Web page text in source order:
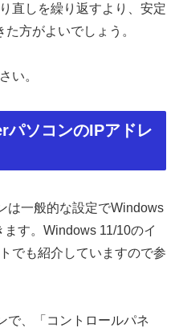
直しを繰り返すより、安定
方がよいでしょう。
い。
ソコンのIPアドレ
は一般的な設定でWindows
す。Windows 11/10のイ
でも紹介していますので参
で、「コントロールパネ